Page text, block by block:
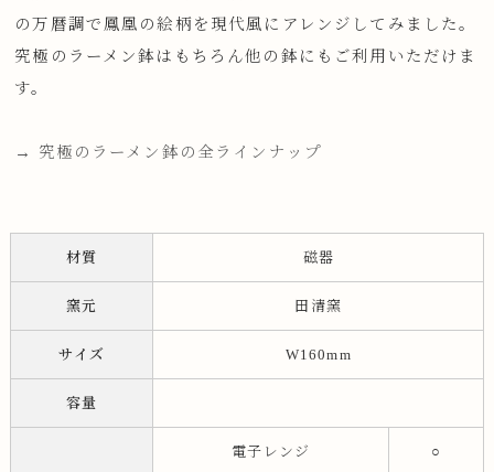
の万暦調で鳳凰の絵柄を現代風にアレンジしてみました。
究極のラーメン鉢はもちろん他の鉢にもご利用いただけま
す。
→ 究極のラーメン鉢の全ラインナップ
材質 磁器
窯元 田清窯
サイズ W160mm
容量
電子レンジ ○